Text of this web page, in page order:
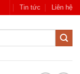
Tin tức Liên hệ